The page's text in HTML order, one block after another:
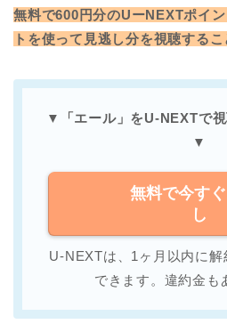
無料で600円分のUーNEXTポイ
トを使って見逃し分を視聴するこ
▼「エール」をU-NEXTで
▼
無料で今す
し
U-NEXTは、1ヶ月以内に
できます。違約金も